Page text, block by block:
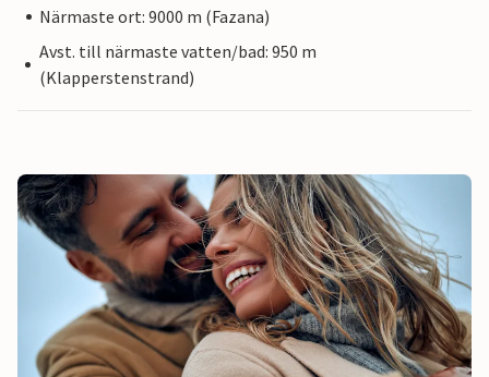
Närmaste ort: 9000 m (Fazana)
Avst. till närmaste vatten/bad: 950 m
(Klapperstenstrand)